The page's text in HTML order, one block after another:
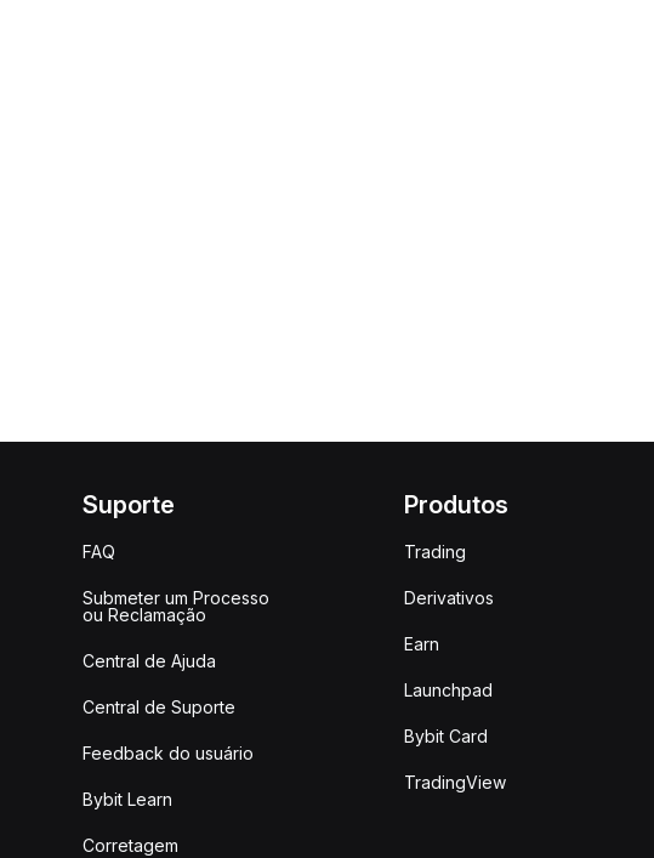
Suporte
FAQ
Submeter um Processo
ou Reclamação
Central de Ajuda
Central de Suporte
Feedback do usuário
Bybit Learn
Corretagem
Produtos
Trading
Derivativos
Earn
Launchpad
Bybit Card
TradingView